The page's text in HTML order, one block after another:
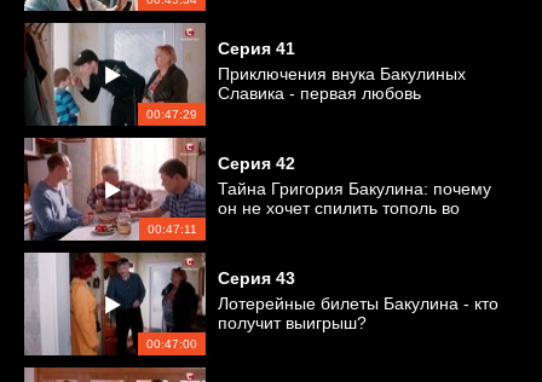
00:47:29
Серия 41
Приключения внука Бакулиных
Славика - первая любовь
00:47:11
Серия 42
Тайна Григория Бакулина: почему
он не хочет спилить тополь во
00:47:00
Серия 43
Лотерейные билеты Бакулина - кто
получит выигрыш?